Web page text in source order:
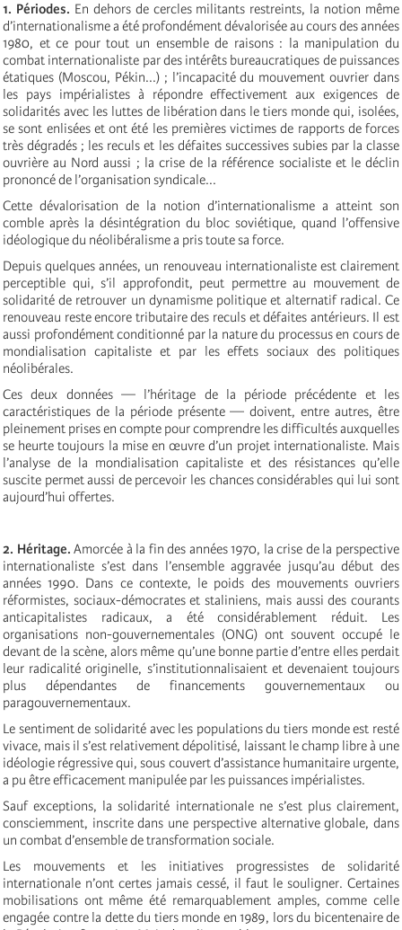
1. Périodes. En dehors de cercles militants restreints, la notion même
d’internationalisme a été profondément dévalorisée au cours des années
1980, et ce pour tout un ensemble de raisons : la manipulation du
combat internationaliste par des intérêts bureaucratiques de puissances
étatiques (Moscou, Pékin...) ; l’incapacité du mouvement ouvrier dans
les pays impérialistes à répondre effectivement aux exigences de
solidarités avec les luttes de libération dans le tiers monde qui, isolées,
se sont enlisées et ont été les premières victimes de rapports de forces
très dégradés ; les reculs et les défaites successives subies par la classe
ouvrière au Nord aussi ; la crise de la référence socialiste et le déclin
prononcé de l’organisation syndicale...
Cette dévalorisation de la notion d’internationalisme a atteint son
comble après la désintégration du bloc soviétique, quand l’offensive
idéologique du néolibéralisme a pris toute sa force.
Depuis quelques années, un renouveau internationaliste est clairement
perceptible qui, s’il approfondit, peut permettre au mouvement de
solidarité de retrouver un dynamisme politique et alternatif radical. Ce
renouveau reste encore tributaire des reculs et défaites antérieurs. Il est
aussi profondément conditionné par la nature du processus en cours de
mondialisation capitaliste et par les effets sociaux des politiques
néolibérales.
Ces deux données — l’héritage de la période précédente et les
caractéristiques de la période présente — doivent, entre autres, être
pleinement prises en compte pour comprendre les difficultés auxquelles
se heurte toujours la mise en œuvre d’un projet internationaliste. Mais
l’analyse de la mondialisation capitaliste et des résistances qu’elle
suscite permet aussi de percevoir les chances considérables qui lui sont
aujourd’hui offertes.
2. Héritage. Amorcée à la fin des années 1970, la crise de la perspective
internationaliste s’est dans l’ensemble aggravée jusqu’au début des
années 1990. Dans ce contexte, le poids des mouvements ouvriers
réformistes, sociaux-démocrates et staliniens, mais aussi des courants
anticapitalistes radicaux, a été considérablement réduit. Les
organisations non-gouvernementales (ONG) ont souvent occupé le
devant de la scène, alors même qu’une bonne partie d’entre elles perdait
leur radicalité originelle, s’institutionnalisaient et devenaient toujours
plus dépendantes de financements gouvernementaux ou
paragouvernementaux.
Le sentiment de solidarité avec les populations du tiers monde est resté
vivace, mais il s’est relativement dépolitisé, laissant le champ libre à une
idéologie régressive qui, sous couvert d’assistance humanitaire urgente,
a pu être efficacement manipulée par les puissances impérialistes.
Sauf exceptions, la solidarité internationale ne s’est plus clairement,
consciemment, inscrite dans une perspective alternative globale, dans
un combat d’ensemble de transformation sociale.
Les mouvements et les initiatives progressistes de solidarité
internationale n’ont certes jamais cessé, il faut le souligner. Certaines
mobilisations ont même été remarquablement amples, comme celle
engagée contre la dette du tiers monde en 1989, lors du bicentenaire de